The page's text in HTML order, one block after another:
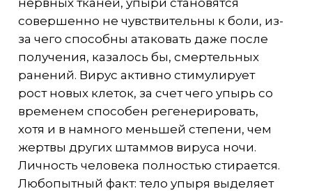
совершенно не чувствительны к боли, из-
за чего способны атаковать даже после
получения, казалось бы, смертельных
ранений. Вирус активно стимулирует
рост новых клеток, за счет чего упырь со
временем способен регенерировать,
хотя и в намного меньшей степени, чем
жертвы других штаммов вируса ночи.
Личность человека полностью стирается.
Любопытный факт: тело упыря выделяет